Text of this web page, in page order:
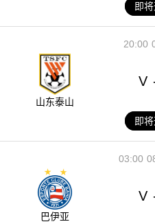
即
20:00
山东泰山
V
即
03:00
巴伊亚
V